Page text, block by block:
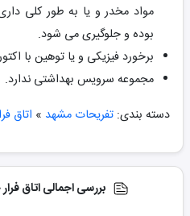
مواد مخدر و یا به طور کلی
بوده و جلوگیری می شود.
برخورد فیزیکی و یا توهین با
مجموعه سرویس بهداشتی ندارد.
دسته بندی: تفریحات مشهد » اتاق
بررسی اجمالی اتاق